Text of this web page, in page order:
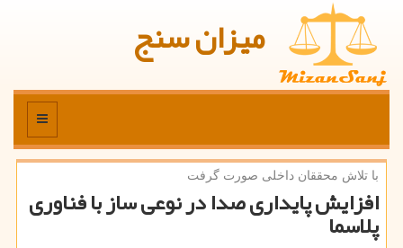
میزان سنج
منو
با تلاش محققان داخلی صورت گرفت
افزایش پایداری صدا در نوعی ساز با فناوری
پلاسما